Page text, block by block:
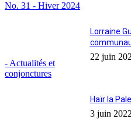
No. 31 - Hiver 2024
- Actualités et
conjonctures
Lorraine
22 juin
Haïr la
3 juin 2022